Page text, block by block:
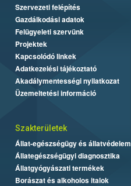
Szervezeti felépítés
Gazdálkodási adatok
Felügyeleti szervünk
Projektek
Kapcsolódó linkek
Adatkezelési tájékoztató
Akadálymentességi nyilatkozat
Üzemeltetési információ
Szakterületek
Állat-egészségügy és állatvédelem
Állategészségügyi diagnosztika
Állatgyógyászati termékek
Borászat és alkoholos italok